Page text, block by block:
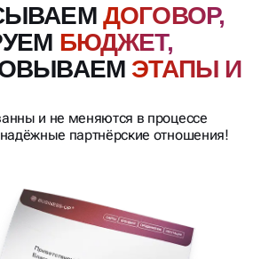
ДОГОВОР,
БЮДЖЕТ,
ЭТАПЫ И
и не меняются в процессе
партнёрские отношения!